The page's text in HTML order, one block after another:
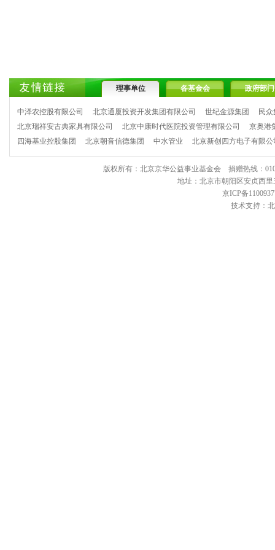
理事单位 各基金会 政府部门
中泽农控股有限公司 北京通厦投资开发集团有限公司 世纪金源集团
民
北京瑞祥安古典家具有限公司
北京中康时代医院投资管理有限公司
京奥港
四海基业控股集团
北京朝音信德集团 中水管业 北京新创四方电子有限公
版权所有：北京京华公益事业基金会 捐赠热线：
地址：北京市朝阳区安贞西
京ICP备
技术支持：